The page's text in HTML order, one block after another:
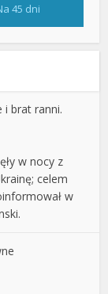
45 dni
i brat ranni.
w nocy z
celem
w